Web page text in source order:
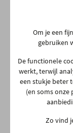
vergadertafel
stopcontacten
€ 1.895,00 €
Te bestellen
Om je een
gebruiken
De functionele
werkt, terwijl
een stukje beter
(en soms
Zo vind